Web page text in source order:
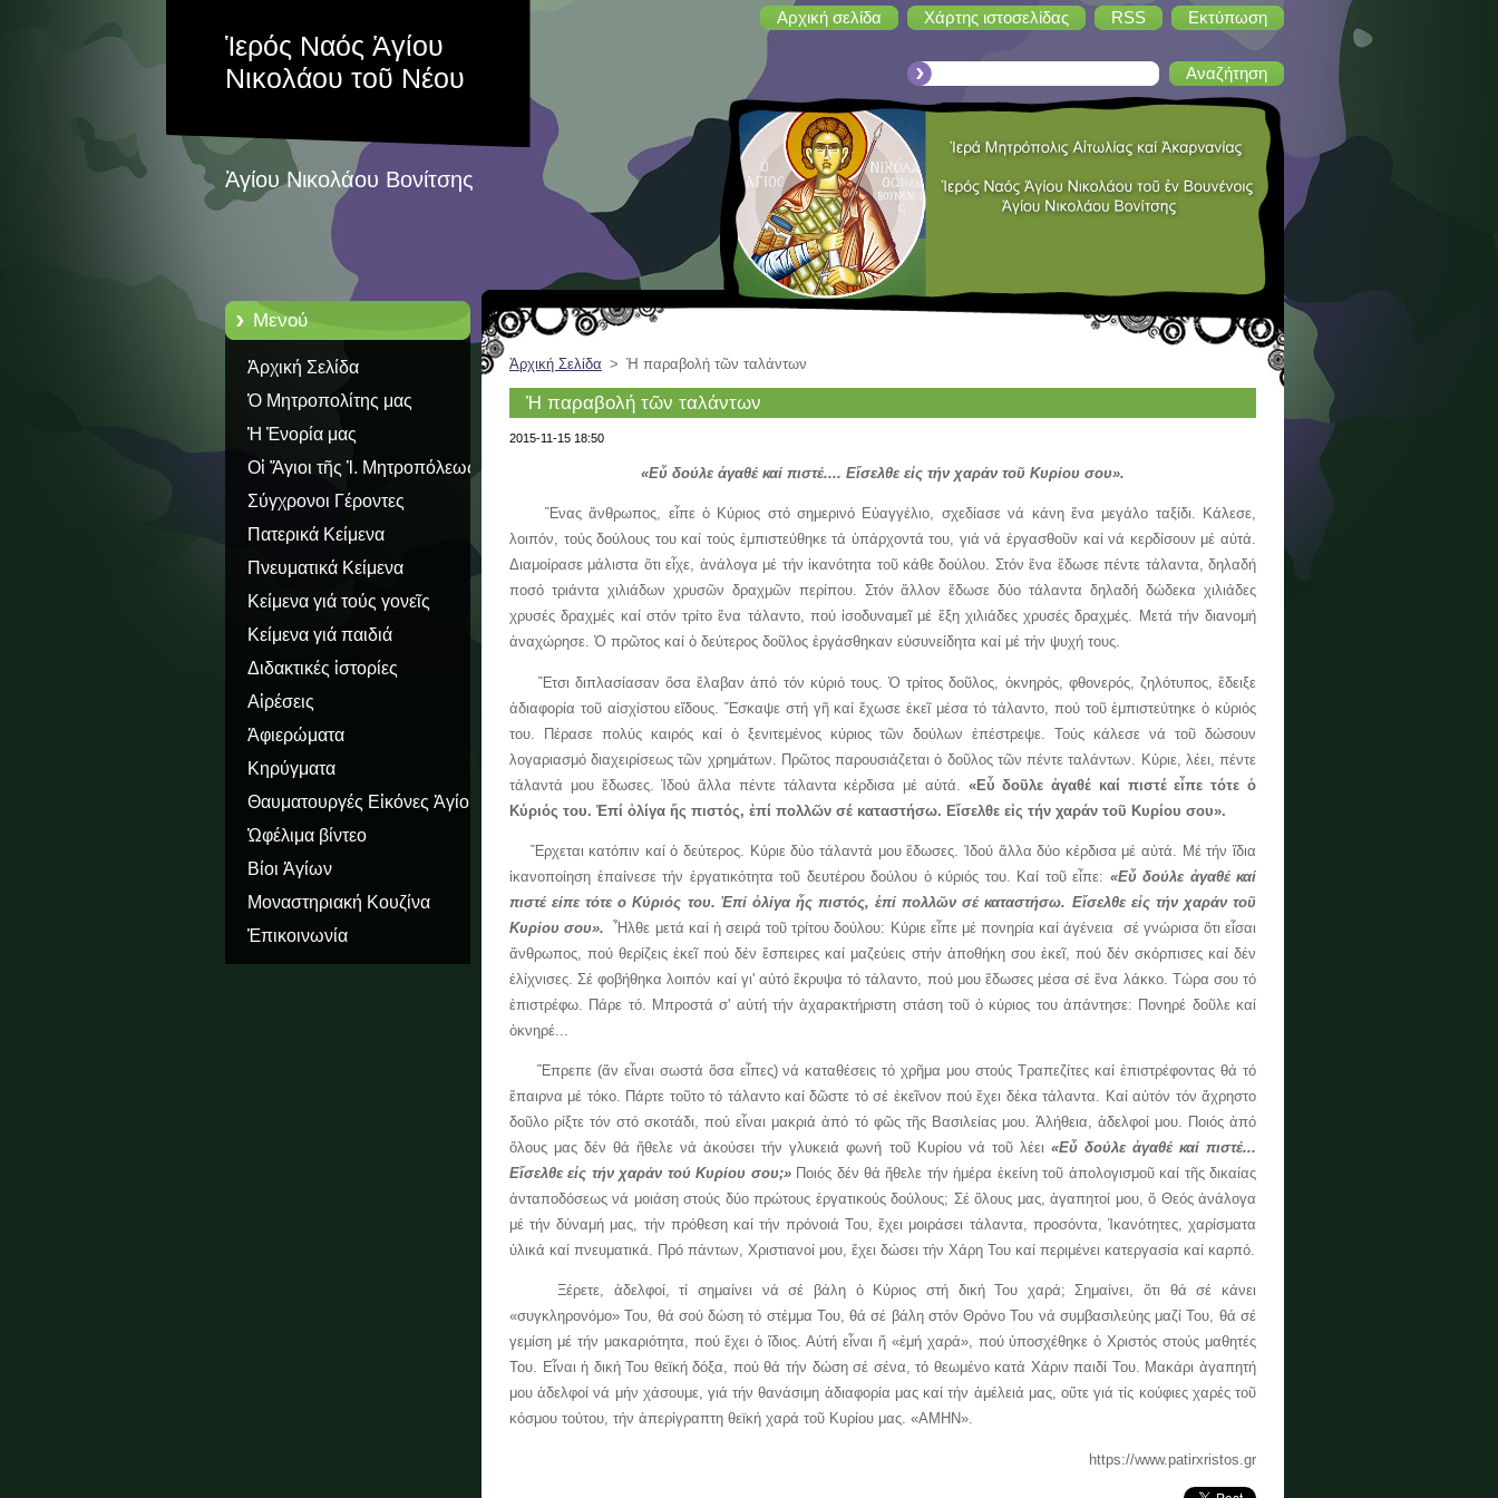
Αρχική σελίδα Χάρτης ιστοσελίδας RSS Εκτύπωση
Ἱερός Ναός Ἁγίου
Νικολάου τοῦ Νέου
Ἁγίου Νικολάου Βονίτσης
Μενού
Ἀρχική Σελίδα
Ὁ Μητροπολίτης μας
Ἡ Ἐνορία μας
Οἱ Ἅγιοι τῆς Ἱ. Μητροπόλεως
Σύγχρονοι Γέροντες
Πατερικά Κείμενα
Πνευματικά Κείμενα
Κείμενα γιά τούς γονεῖς
Κείμενα γιά παιδιά
Διδακτικές ἱστορίες
Αἱρέσεις
Ἀφιερώματα
Κηρύγματα
Θαυματουργές Εἰκόνες Ἁγίου
Ὅρους
Ὠφέλιμα βίντεο
Βίοι Ἁγίων
Μοναστηριακή Κουζίνα
Ἐπικοινωνία
Ἀρχική Σελίδα > Ἡ παραβολή τῶν ταλάντων
Ἡ παραβολή τῶν ταλάντων
2015-11-15 18:50
«Εὖ δούλε ἀγαθέ καί πιστέ.... Εἴσελθε εἰς τήν χαράν τοῦ Κυρίου σου».
Ἕνας ἄνθρωπος, εἶπε ὁ Κύριος στό σημερινό Εὐαγγέλιο, σχεδίασε νά κάνη ἕνα μεγάλο ταξίδι. Κάλεσε,
λοιπόν, τούς δούλους του καί τούς ἐμπιστεύθηκε τά ὑπάρχοντά του, γιά νά ἐργασθοῦν καί νά κερδίσουν μέ αὐτά.
Διαμοίρασε μάλιστα ὅτι εἶχε, ἀνάλογα μέ τήν ἱκανότητα τοῦ κάθε δούλου. Στόν ἕνα ἔδωσε πέντε τάλαντα, δηλαδή
ποσό τριάντα χιλιάδων χρυσῶν δραχμῶν περίπου. Στόν ἄλλον ἔδωσε δύο τάλαντα δηλαδή δώδεκα χιλιάδες
χρυσές δραχμές καί στόν τρίτο ἕνα τάλαντο, πού ἰσοδυναμεῖ μέ ἕξη χιλιάδες χρυσές δραχμές. Μετά τήν διανομή
ἀναχώρησε. Ὁ πρῶτος καί ὁ δεύτερος δοῦλος ἐργάσθηκαν εὐσυνείδητα καί μέ τήν ψυχή τους.
Ἔτσι διπλασίασαν ὅσα ἔλαβαν ἀπό τόν κύριό τους. Ὁ τρίτος δοῦλος, ὀκνηρός, φθονερός, ζηλότυπος, ἔδειξε
ἀδιαφορία τοῦ αἰσχίστου εἴδους. Ἔσκαψε στή γῆ καί ἔχωσε ἐκεῖ μέσα τό τάλαντο, πού τοῦ ἐμπιστεύτηκε ὁ κύριός
του. Πέρασε πολύς καιρός καί ὁ ξενιτεμένος κύριος τῶν δούλων ἐπέστρεψε. Τούς κάλεσε νά τοῦ δώσουν
λογαριασμό διαχειρίσεως τῶν χρημάτων. Πρῶτος παρουσιάζεται ὁ δοῦλος τῶν πέντε ταλάντων. Κύριε, λέει, πέντε
τάλαντά μου ἔδωσες. Ἰδού ἄλλα πέντε τάλαντα κέρδισα μέ αὐτά. «Εὖ δοῦλε ἀγαθέ καί πιστέ εἶπε τότε ὁ
Κύριός του. Ἐπί ὀλίγα ἤς πιστός, ἐπί πολλῶν σέ καταστήσω. Εἴσελθε εἰς τήν χαράν τοῦ Κυρίου σου».
Ἔρχεται κατόπιν καί ὁ δεύτερος. Κύριε δύο τάλαντά μου ἔδωσες. Ἰδού ἄλλα δύο κέρδισα μέ αὐτά. Μέ τήν ἴδια
ἱκανοποίηση ἐπαίνεσε τήν ἐργατικότητα τοῦ δευτέρου δούλου ὁ κύριός του. Καί τοῦ εἶπε: «Εὖ δούλε ἀγαθέ καί
πιστέ είπε τότε ο Κύριός του. Ἐπί ὀλίγα ἦς πιστός, ἐπί πολλῶν σέ καταστήσω. Εἴσελθε εἰς τήν χαράν τοῦ
Κυρίου σου». Ἦλθε μετά καί ἡ σειρά τοῦ τρίτου δούλου: Κύριε εἶπε μέ πονηρία καί ἀγένεια σέ γνώρισα ὅτι εἶσαι
ἄνθρωπος, πού θερίζεις ἐκεῖ πού δέν ἔσπειρες καί μαζεύεις στήν ἀποθήκη σου ἐκεῖ, πού δέν σκόρπισες καί δέν
ἐλίχνισες. Σέ φοβήθηκα λοιπόν καί γι' αὐτό ἔκρυψα τό τάλαντο, πού μου ἔδωσες μέσα σέ ἕνα λάκκο. Τώρα σου τό
ἐπιστρέφω. Πάρε τό. Μπροστά σ' αὐτή τήν ἀχαρακτήριστη στάση τοῦ ὁ κύριος του ἀπάντησε: Πονηρέ δοῦλε καί
ὀκνηρέ...
Ἔπρεπε (ἄν εἶναι σωστά ὅσα εἶπες) νά καταθέσεις τό χρῆμα μου στούς Τραπεζίτες καί ἐπιστρέφοντας θά τό
ἔπαιρνα μέ τόκο. Πάρτε τοῦτο τό τάλαντο καί δῶστε τό σέ ἐκεῖνον πού ἔχει δέκα τάλαντα. Καί αὐτόν τόν ἄχρηστο
δοῦλο ρίξτε τόν στό σκοτάδι, πού εἶναι μακριά ἀπό τό φῶς τῆς Βασιλείας μου. Ἀλήθεια, ἀδελφοί μου. Ποιός ἀπό
ὅλους μας δέν θά ἤθελε νά ἀκούσει τήν γλυκειά φωνή τοῦ Κυρίου νά τοῦ λέει «Εὖ δούλε ἀγαθέ καί πιστέ...
Εἴσελθε εἰς τήν χαράν τού Κυρίου σου;» Ποιός δέν θά ἤθελε τήν ἡμέρα ἐκείνη τοῦ ἀπολογισμοῦ καί τῆς δικαίας
ἀνταποδόσεως νά μοιάση στούς δύο πρώτους ἐργατικούς δούλους; Σέ ὅλους μας, ἀγαπητοί μου, ὅ Θεός ἀνάλογα
μέ τήν δύναμή μας, τήν πρόθεση καί τήν πρόνοιά Του, ἔχει μοιράσει τάλαντα, προσόντα, Ἱκανότητες, χαρίσματα
ὑλικά καί πνευματικά. Πρό πάντων, Χριστιανοί μου, ἔχει δώσει τήν Χάρη Του καί περιμένει κατεργασία καί καρπό.
Ξέρετε, ἀδελφοί, τί σημαίνει νά σέ βάλη ὁ Κύριος στή δική Του χαρά; Σημαίνει, ὅτι θά σέ κάνει
«συγκληρονόμο» Του, θά σού δώση τό στέμμα Του, θά σέ βάλη στόν Θρόνο Του νά συμβασιλεύης μαζί Του, θά σέ
γεμίση μέ τήν μακαριότητα, πού ἔχει ὁ ἴδιος. Αὐτή εἶναι ἤ «ἐμή χαρά», πού ὑποσχέθηκε ὁ Χριστός στούς μαθητές
Του. Εἶναι ἡ δική Του θεϊκή δόξα, πού θά τήν δώση σέ σένα, τό θεωμένο κατά Χάριν παιδί Του. Μακάρι ἀγαπητή
μου ἀδελφοί νά μήν χάσουμε, γιά τήν θανάσιμη ἀδιαφορία μας καί τήν ἀμέλειά μας, οὔτε γιά τίς κούφιες χαρές τοῦ
κόσμου τούτου, τήν ἀπερίγραπτη θεϊκή χαρά τοῦ Κυρίου μας. «ΑΜΗΝ».
https://www.patirxristos.gr